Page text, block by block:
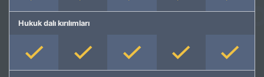
Hukuk dalı kırılımları